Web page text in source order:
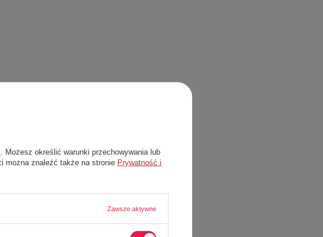
. Możesz określić warunki przechowywania lub
można znaleźć także na stronie Prywatność i
Zawsze aktywne